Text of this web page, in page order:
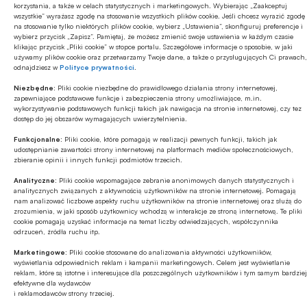
korzystania, a także w celach statystycznych i marketingowych. Wybierając „Zaakceptuj
wszystkie” wyrażasz zgodę na stosowanie wszystkich plików cookie. Jeśli chcesz wyrazić zgodę
na stosowanie tylko niektórych plików cookie, wybierz „Ustawienia”, skonfiguruj preferencje i
wybierz przycisk „Zapisz”. Pamiętaj, że możesz zmienić swoje ustawienia w każdym czasie
klikając przycisk „Pliki cookie” w stopce portalu. Szczegółowe informacje o sposobie, w jaki
używamy plików cookie oraz przetwarzamy Twoje dane, a także o przysługujących Ci prawach,
odnajdziesz wPolityce prywatności
Niezbędne: Pliki cookie niezbędne do prawidłowego działania strony internetowej,
zapewniające podstawowe funkcje i zabezpieczenia strony umożliwiające, m.in.
wykorzystywanie podstawowych funkcji takich jak nawigacja na stronie internetowej, czy tez
dostęp do jej obszarów wymagających uwierzytelnienia.
Funkcjonalne: Pliki cookie, które pomagają w realizacji pewnych funkcji, takich jak
udostępnianie zawartości strony internetowej na platformach mediów społecznościowych,
zbieranie opinii i innych funkcji podmiotów trzecich.
Analityczne: Pliki cookie wspomagające zebranie anonimowych danych statystycznych i
analitycznych związanych z aktywnością użytkowników na stronie internetowej. Pomagają
nam analizować liczbowe aspekty ruchu użytkowników na stronie internetowej oraz służą do
zrozumienia, w jaki sposób użytkownicy wchodzą w interakcje ze stroną internetową. Te pliki
cookie pomagają uzyskać informacje na temat liczby odwiedzających, współczynnika
odrzuceń, źródła ruchu itp.
Marketingowe: Pliki cookie stosowane do analizowania aktywności użytkowników,
wyświetlania odpowiednich reklam i kampanii marketingowych. Celem jest wyświetlanie
reklam, które są istotne i interesujące dla poszczególnych użytkowników i tym samym bardziej
efektywne dla wydawców
i reklamodawców strony trzeciej.
z selekcji rynkowej i eliminacji najsłabszych
podmiotów.
Obserwowane zmiany należy interpretować
ostrożnie – sezon komunijny poprawia wyniki
głównie w krótkim okresie, podczas gdy o
długofalowej kondycji sektora zdecydują inne czynniki,
takie jak koszty pracy, ceny energii czy siła popytu
konsumenckiego.
Najważniejsze dane:
● Ponad 1,02 mld zł – tyle wyniosło zaległe
zadłużenie sektora gastronomicznego (PKD 56) na
● Prawie 5 mln zł (-0,5 proc. r/r) – o tyle
zmniejszyła się wartość niespłaconych zobowiązań